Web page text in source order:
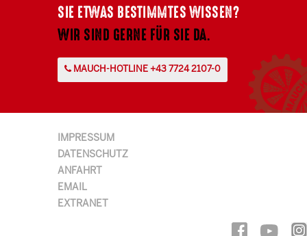
SIE ETWAS BESTIMMTES WISSEN?
WIR SIND GERNE FÜR SIE DA.
MAUCH-HOTLINE +43 7724 2107-0
IMPRESSUM
DATENSCHUTZ
ANFAHRT
EMAIL
EXTRANET